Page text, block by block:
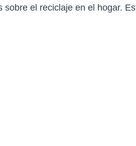
el reciclaje en el hogar.